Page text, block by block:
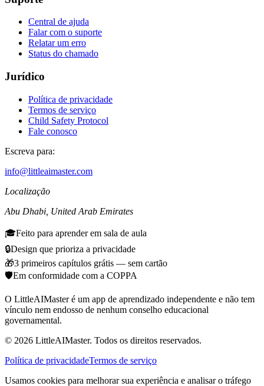
Central de ajuda
Falar com o suporte
Relatar um erro
Status do chamado
Jurídico
Política de privacidade
Termos de serviço
Child Safety Protocol
Fale conosco
Escreva para:
info@littleaimaster.com
Localização
Abu Dhabi United Arab Emirates
🎓Feito para aprender em sala de aula
🔒Design que prioriza a privacidade
🎁3 primeiros capítulos grátis — sem cartão
🛡️Em conformidade com a COPPA
O LittleAIMaster é um app de aprendizado independente e não tem
vínculo nem endosso de nenhum conselho educacional
governamental.
© 2026 LittleAIMaster. Todos os direitos reservados.
Política de privacidadeTermos de serviço
Usamos cookies para melhorar sua experiência e analisar o tráfego